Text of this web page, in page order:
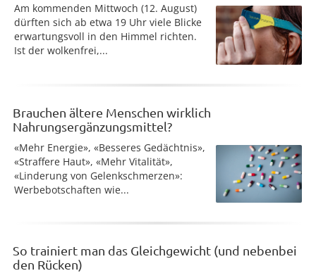
Am kommenden Mittwoch (12. August)
dürften sich ab etwa 19 Uhr viele Blicke
erwartungsvoll in den Himmel richten.
Ist der wolkenfrei,...
Brauchen ältere Menschen wirklich
Nahrungsergänzungsmittel?
«Mehr Energie», «Besseres Gedächtnis»,
«Straffere Haut», «Mehr Vitalität»,
«Linderung von Gelenkschmerzen»:
Werbebotschaften wie...
So trainiert man das Gleichgewicht (und nebenbei
den Rücken)